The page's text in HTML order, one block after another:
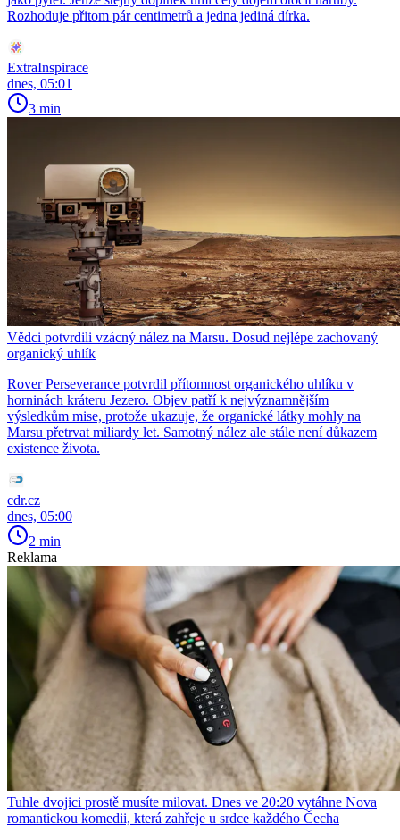
Rozhoduje přitom pár centimetrů a jedna jediná dírka.
ExtraInspirace
dnes, 05:01
3 min
Vědci potvrdili vzácný nález na Marsu. Dosud nejlépe zachovaný
organický uhlík
Rover Perseverance potvrdil přítomnost organického uhlíku v
horninách kráteru Jezero. Objev patří k nejvýznamnějším
výsledkům mise, protože ukazuje, že organické látky mohly na
Marsu přetrvat miliardy let. Samotný nález ale stále není důkazem
existence života.
cdr.cz
dnes, 05:00
2 min
Reklama
Tuhle dvojici prostě musíte milovat. Dnes ve 20:20 vytáhne Nova
romantickou komedii, která zahřeje u srdce každého Čecha